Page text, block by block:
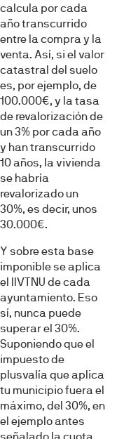
calcula por cada
año transcurrido
entre la compra y la
venta. Así, si el valor
catastral del suelo
es, por ejemplo, de
100.000€, y la tasa
de revalorización de
un 3% por cada año
y han transcurrido
10 años, la vivienda
se habría
revalorizado un
30%, es decir, unos
30.000€.
Y sobre esta base
imponible se aplica
el IIVTNU de cada
ayuntamiento. Eso
sí, nunca puede
superar el 30%.
Suponiendo que el
impuesto de
plusvalía que aplica
tu municipio fuera el
máximo, del 30%, en
el ejemplo antes